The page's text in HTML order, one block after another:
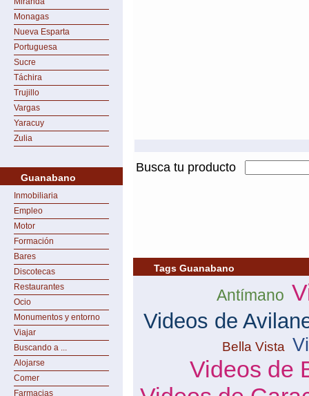
Monagas
Nueva Esparta
Portuguesa
Sucre
Táchira
Trujillo
Vargas
Yaracuy
Zulia
Guanabano
Inmobiliaria
Empleo
Motor
Formación
Bares
Discotecas
Restaurantes
Ocio
Monumentos y entorno
Viajar
Buscando a ...
Alojarse
Comer
Farmacias
Busca tu producto
Tags Guanabano
Antímano
Videos de
Bella Vista
Videos de